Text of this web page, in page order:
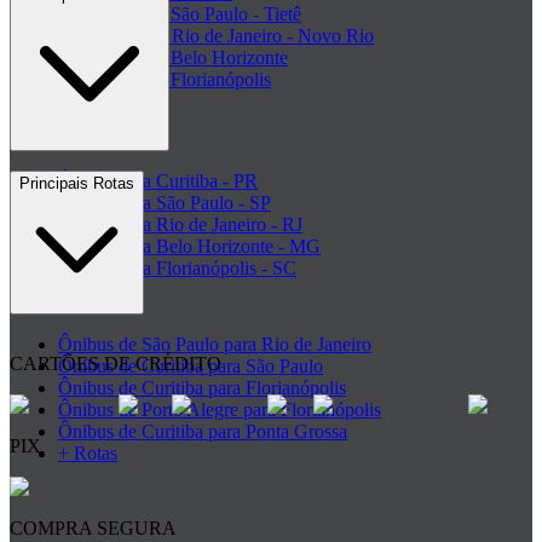
Rodoviária de São Paulo - Tietê
Rodoviária do Rio de Janeiro - Novo Rio
Rodoviária de Belo Horizonte
Rodoviária de Florianópolis
+ Rodoviárias
Ônibus para Curitiba - PR
Ônibus para São Paulo - SP
Ônibus para Rio de Janeiro - RJ
Ônibus para Belo Horizonte - MG
Ônibus para Florianópolis - SC
Principais Rotas
Ônibus de São Paulo para Rio de Janeiro
Ônibus de Curitiba para São Paulo
Ônibus de Curitiba para Florianópolis
Ônibus de Porto Alegre para Florianópolis
Ônibus de Curitiba para Ponta Grossa
+ Rotas
CARTÕES DE CRÉDITO
PIX
COMPRA SEGURA